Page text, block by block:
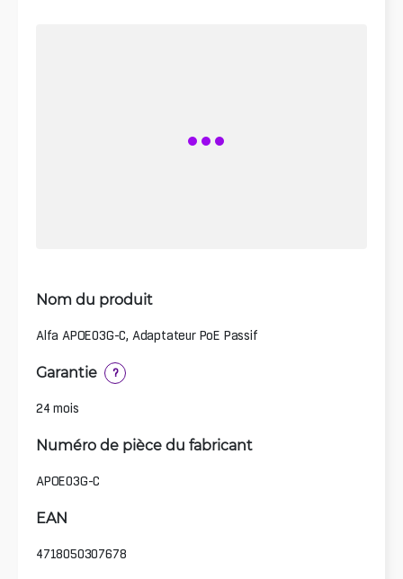
Nom du produit
Alfa APOE03G-C, Adaptateur PoE Passif
Garantie ?
24 mois
Numéro de pièce du fabricant
APOE03G-C
EAN
4718050307678